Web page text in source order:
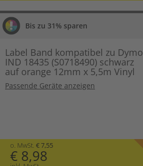
Bis zu 31% sparen
Label Band kompatibel zu Dymo
IND 18435 (S0718490) schwarz
auf orange 12mm x 5,5m Vinyl
Passende Geräte anzeigen
o. MwSt. € 7,55
€ 8,98